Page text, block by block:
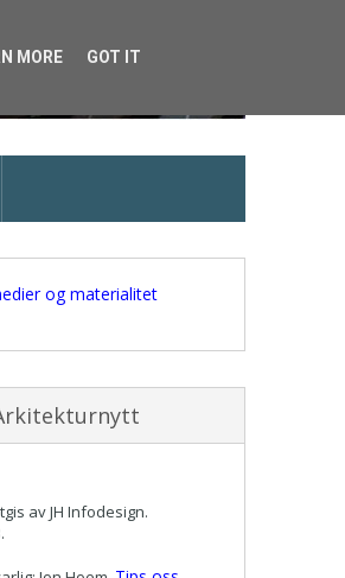
og materialitet
av JH Infodesign.
MORE GOT IT